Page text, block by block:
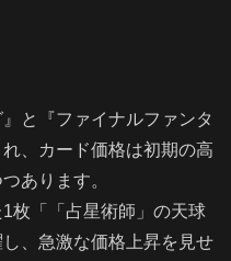
と『ファイナルファンタ
、カード価格は初期の高
あります。
枚「「占星術師」の天球
、急激な価格上昇を見せ